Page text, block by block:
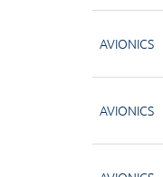
AVIONICS
AVIONICS